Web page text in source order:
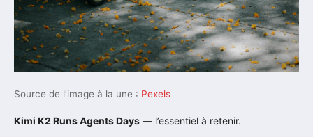
Source de l’image à la une : Pexels
Kimi K2 Runs Agents Days — l’essentiel à retenir.